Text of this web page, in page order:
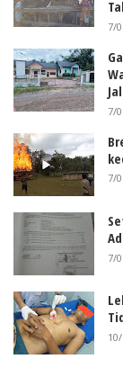
7/
7/
7/
7/